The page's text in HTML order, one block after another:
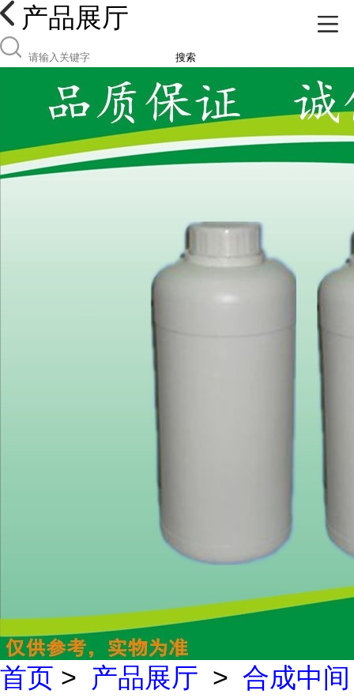
产品展厅
搜索
首页 > 产品展厅 > 合成中间